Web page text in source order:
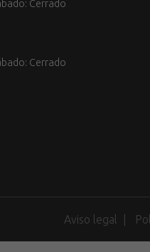
Cerrado
Cerrado
Aviso legal